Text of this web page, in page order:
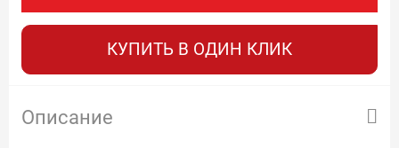
КУПИТЬ В ОДИН КЛИК
Описание